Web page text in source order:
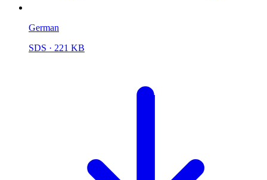
German
SDS · 221 KB